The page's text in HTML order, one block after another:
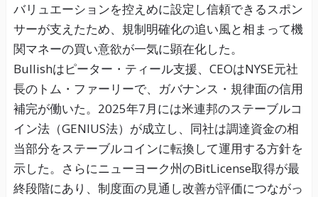
バリュエーションを控えめに設定し信頼できるスポン
サーが支えたため、規制明確化の追い風と相まって機
関マネーの買い意欲が一気に顕在化した。
Bullishはピーター・ティール支援、CEOはNYSE元社
長のトム・ファーリーで、ガバナンス・規律面の信用
補完が働いた。2025年7月には米連邦のステーブルコ
イン法（GENIUS法）が成立し、同社は調達資金の相
当部分をステーブルコインに転換して運用する方針を
示した。さらにニューヨーク州のBitLicense取得が最
終段階にあり、制度面の見通し改善が評価につながっ